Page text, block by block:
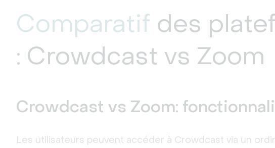
Comparatif des
: Crowdcast vs Zoom
Crowdcast vs Zoom:
Les utilisateurs peuvent accéder à Crowdcast via un